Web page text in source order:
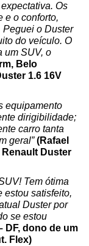
Os
e o conforto,
Peguei o Duster
do veículo. O
um SUV, o
Belo
1.6 16V
equipamento
dirigibilidade;
carro tanta
geral” (Rafael
Renault Duster
Tem ótima
estou satisfeito,
Duster por
se estou
DF, dono de um
Flex)